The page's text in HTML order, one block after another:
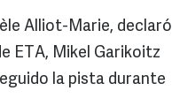
Alliot-Marie, declaró
ETA, Mikel Garikoitz
la pista durante